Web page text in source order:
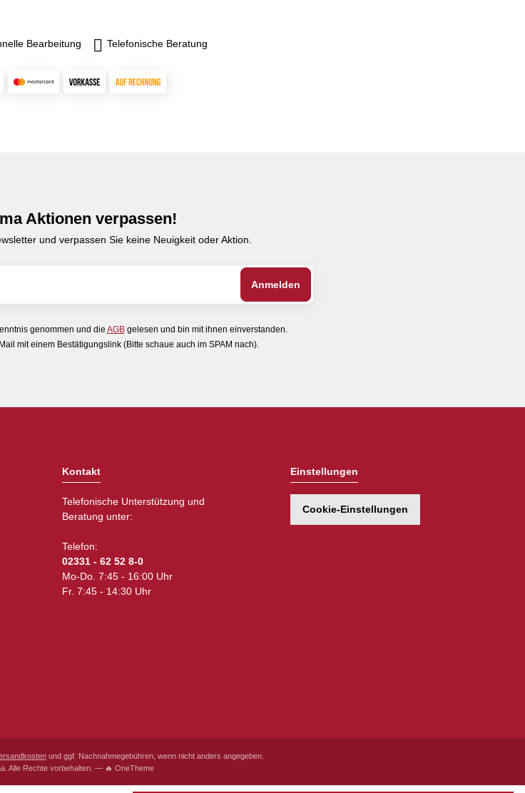
Bearbeitung Telefonische Beratung
Aktionen verpassen!
und verpassen Sie keine Neuigkeit oder Aktion.
genommen und die AGBgelesen und bin mit ihnen einverstanden.
mit einem Bestätigungslink (Bitte schaue auch im SPAM nach).
Kontakt
Telefonische Unterstützung und
Beratung unter:
Telefon:
02331 - 62 52 8-0
Mo-Do. 7:45 - 16:00 Uhr
Fr. 7:45 - 14:30 Uhr
Einstellungen
Cookie-Einstellungen
und ggf. Nachnahmegebühren, wenn nicht anders angegeben.
Alle Rechte vorbehalten. — 🔥 OneTheme